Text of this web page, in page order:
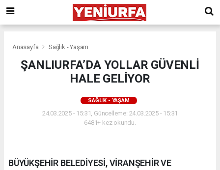
Anasayfa Sağlık - Yaşam
ŞANLIURFA’DA YOLLAR GÜVENLİ
HALE GELİYOR
SAĞLIK - YAŞAM
24.03.2025 - 15:31, Güncelleme: 24.03.2025 - 15:31
6481+ kez okundu.
BÜYÜKŞEHİR BELEDİYESİ, VİRANŞEHİR VE